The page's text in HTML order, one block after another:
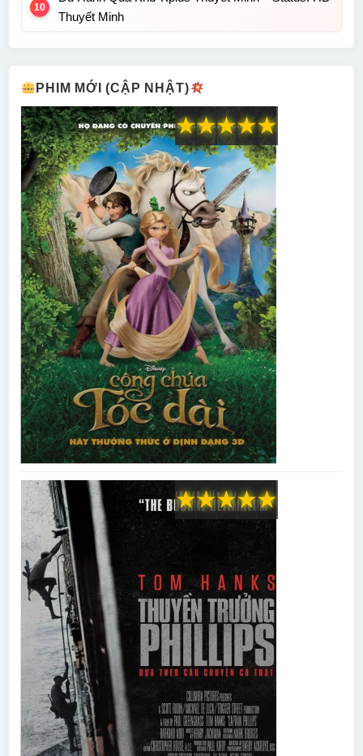
Thuyết Minh
PHIM MỚI (CẬP NHẬT)
★
★
★
★
★
★
★
★
★
★